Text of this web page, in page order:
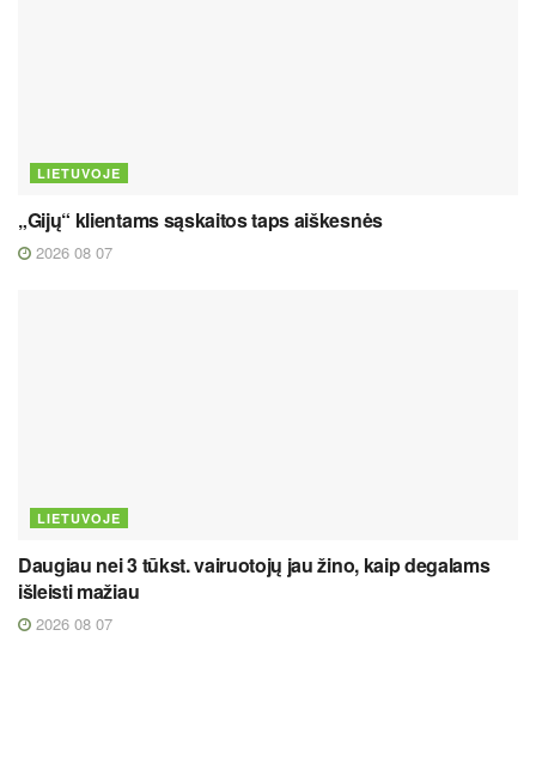
LIETUVOJE
„Gijų“ klientams sąskaitos taps aiškesnės
2026 08 07
LIETUVOJE
Daugiau nei 3 tūkst. vairuotojų jau žino, kaip degalams
išleisti mažiau
2026 08 07